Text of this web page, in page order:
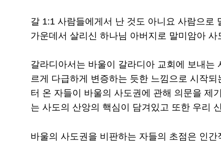
갈 1:1 사람들에게서 난 것도 아니요 사람으로
가운데서 살리신 하나님 아버지로 말미암아 사
갈라디아서는 바울이 갈라디아 교회에 보내
르게 다급하게 변증하는 듯한 느낌으로 시작
터 온 자들이 바울의 사도권에 관해 의문을 제
는 사도의 산앙의 핵심이 담겨있고 또한 우리
바울의 사도권을 비판하는 자들의 초점은 인